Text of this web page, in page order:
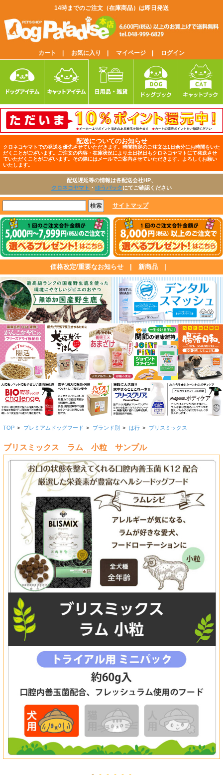
14時までのご注文（在庫商品）は即日発送
カート | お気に入り | マイページ | ログイン
配送についてのお知らせ
クロネコヤマトでの発送を優先させていただきます。時間指定のご注文は1日余分にお時間をいた
だくことがございます。ご注文の内容・在庫状況により土日祝日もクロネコヤマトにて発送させ
ていただくことがございます。その際にはメールでご案内させていただきます。よろしくお願い
いたします。
配送遅延等の情報は各配送会社HP、
クロネコヤマト ・ ゆうパックにてご確認ください
サイトマップ
価格改定/重要なお知らせ 新商品
TOP > プレミアムドッグフード > ブランド別 > は行 > ブリスミックス
ブリスミックス ラム 小粒 サンプル